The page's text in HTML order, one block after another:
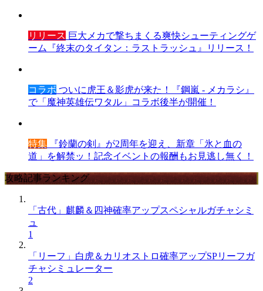
リリース 巨大メカで撃ちまくる爽快シューティングゲ
ーム『終末のタイタン：ラストラッシュ』リリース！
コラボ ついに虎王＆影虎が来た！『鋼嵐 - メカラシ』
で「魔神英雄伝ワタル」コラボ後半が開催！
特集 『鈴蘭の剣』が2周年を迎え、新章「氷と血の
道」を解禁ッ！記念イベントの報酬もお見逃し無く！
攻略記事ランキング
「古代」麒麟＆四神確率アップスペシャルガチャシミ
ュ
1
「リーフ」白虎＆カリオストロ確率アップSPリーフガ
チャシミュレーター
2